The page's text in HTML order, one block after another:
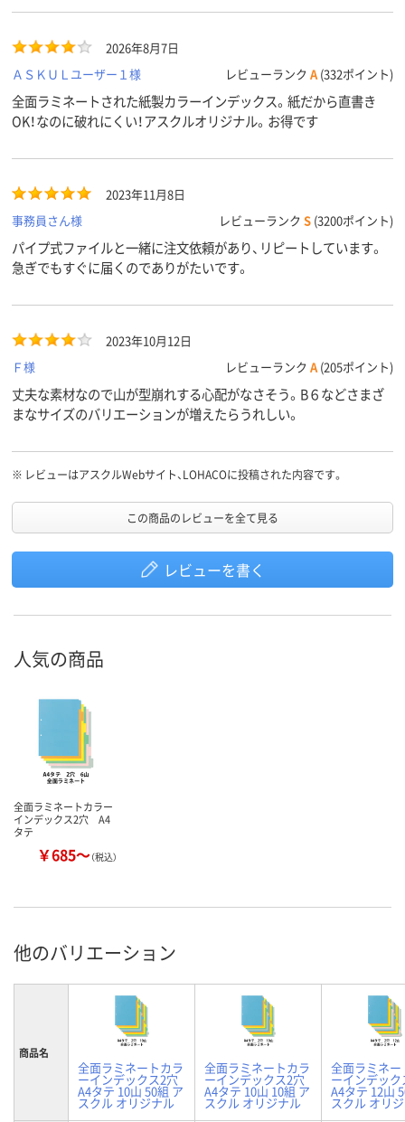
2026年8月7日
ＡＳＫＵＬユーザー１様
レビューランク A (332ポイント)
全面ラミネートされた紙製カラーインデックス。紙だから直書き
OK！なのに破れにくい！アスクルオリジナル。お得です
2023年11月8日
事務員さん様
レビューランク S (3200ポイント)
パイプ式ファイルと一緒に注文依頼があり、リピートしています。
急ぎでもすぐに届くのでありがたいです。
2023年10月12日
Ｆ様
レビューランク A (205ポイント)
丈夫な素材なので山が型崩れする心配がなさそう。B６などさまざ
まなサイズのバリエーションが増えたらうれしい。
※ レビューはアスクルWebサイト、LOHACOに投稿された内容です。
この商品のレビューを全て見る
レビューを書く
人気の商品
全面ラミネートカラー
インデックス2穴 A4
タテ
￥685～（税込）
他のバリエーション
商品名
全面ラミネートカラ
ーインデックス2穴
A4タテ 10山 50組 ア
スクル オリジナル
全面ラミネートカラ
ーインデックス2穴
A4タテ 10山 10組 ア
スクル オリジナル
全面ラミネー
ーインデック
A4タテ 12山
スクル オリ